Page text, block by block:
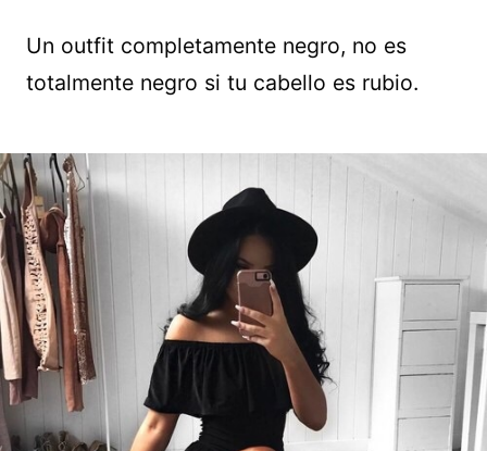
Un outfit completamente negro, no es
totalmente negro si tu cabello es rubio.